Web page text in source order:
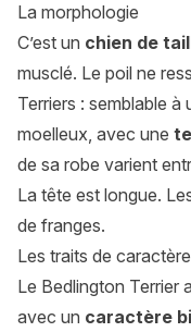
La morphologie
C’est un chien de
musclé. Le poil ne
Terriers : semblable à
moelleux, avec une
de sa robe varient
La tête est longue.
de franges.
Les traits de caractère
Le Bedlington Terrier
avec un caractère